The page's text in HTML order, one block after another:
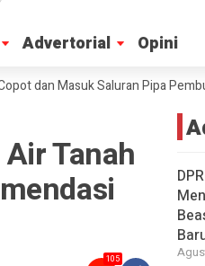
Advertorial Opini
Advertorial Opini
Masuk Saluran Pipa Pembuangan
Tanah
105